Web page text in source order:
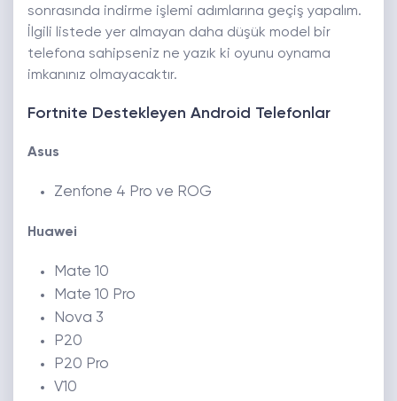
sonrasında indirme işlemi adımlarına geçiş yapalım.
İlgili listede yer almayan daha düşük model bir
telefona sahipseniz ne yazık ki oyunu oynama
imkanınız olmayacaktır.
Fortnite Destekleyen Android Telefonlar
Asus
Zenfone 4 Pro ve ROG
Huawei
Mate 10
Mate 10 Pro
Nova 3
P20
P20 Pro
V10